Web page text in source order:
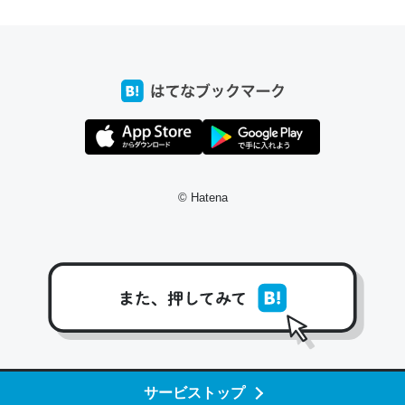
サービストップ
か使わないので回線代ほとんどかからないですよ。参考：
するくらいだった遠方の父67歳と僕。ITツール導入でコミュニケーションが劇的
う。/早速夕食に作った！本当にスナップえんどうが止まらなくなった…
が結構効いてるので、気になる場合はにんにくだけ加熱してから加えた
ダーで代用してもいいかも。
まらなくなる南フランス発祥の万能ソース「アイオリソース」の作り方をビストロ
© Hatena